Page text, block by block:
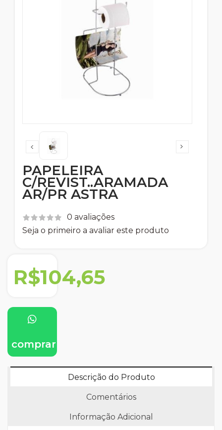
PAPELEIRA
C/REVIST..ARAMADA
AR/PR ASTRA
0 avaliações
Seja o primeiro a avaliar este produto
R$104,65
comprar
Descrição do Produto
Comentários
Informação Adicional